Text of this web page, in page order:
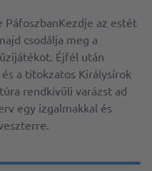
az estét
csodálja meg a
Éjfél után
a titokzatos Királysírok
rendkívüli varázst ad
egy izgalmakkal és